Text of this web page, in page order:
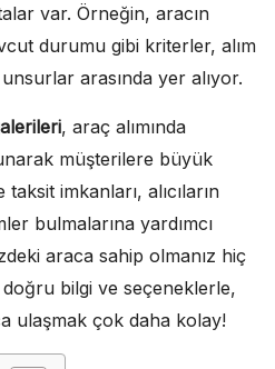
var. Örneğin, aracın
durumu gibi kriterler, alım
arasında yer alıyor.
, araç alımında
müşterilere büyük
imkanları, alıcıların
bulmalarına yardımcı
araca sahip olmanız hiç
bilgi ve seçeneklerle,
ulaşmak çok daha kolay!